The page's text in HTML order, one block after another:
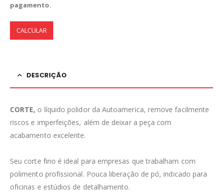
pagamento.
CALCULAR
DESCRIÇÃO
CORTE, o líquido polidor da Autoamerica, remove facilmente
riscos e imperfeições, além de deixar a peça com
acabamento excelente. ⁣⁣⁣
Seu corte fino é ideal para empresas que trabalham com
polimento profissional. Pouca liberação de pó, indicado para
oficinas e estúdios de detalhamento.⁣⁣⁣